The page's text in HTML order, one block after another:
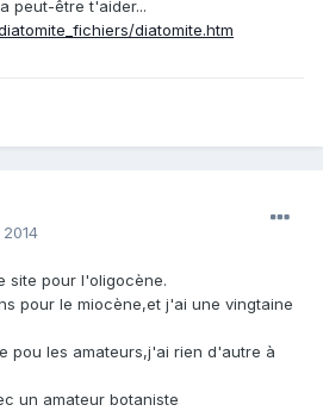
peut-être t'aider...
diatomite.htm
site pour l'oligocène.
pour le miocène,et j'ai une vingtaine
pou les amateurs,j'ai rien d'autre à
un amateur botaniste